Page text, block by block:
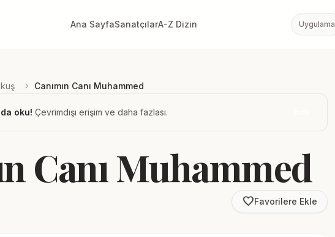
Ana SayfaSanatçılarA-Z Dizin Uygulama
chevron_right Canımın Canı Muhammed
oku! Çevrimdışı erişim ve daha fazlası.
Canı Muhammed
favorite_borderFavorilere Ekle